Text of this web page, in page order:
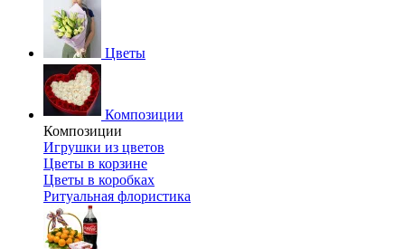
Цветы
Композиции
Композиции
Игрушки из цветов
Цветы в корзине
Цветы в коробках
Ритуальная флористика